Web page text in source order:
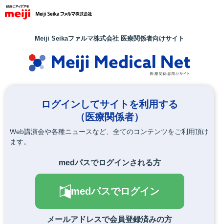
メ
イ
Meiji Seikaファルマ株式会社 医療関係者向けサイト
ログインしてサイトを利用する
（医療関係者）
Web講演会や各種ニュースなど、全てのコンテンツをご利用頂け
ます。
medパスでログインされる方
medパスでログイン
メールアドレスで会員登録済みの方